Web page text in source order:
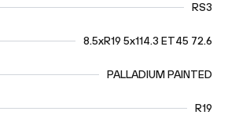
RS3
8.5xR19 5x114.3 ET45 72.6
PALLADIUM PAINTED
R19